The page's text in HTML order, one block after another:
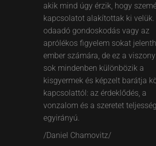
akik mind úgy érzik, hogy
kapcsolatot alakítottak ki velük.
odaadó gondoskodás vagy az
aprólékos figyelem sokat
ember számára, de ez a
sok mindenben különbözik a
kisgyermek és képzelt barátja
kapcsolattól: az érdeklődés, a
vonzalom és a szeretet
egyirányú.
/Daniel Chamovitz/